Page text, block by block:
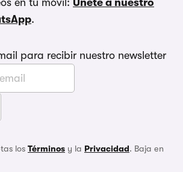
en tu móvil: Únete a nuestro
.
para recibir nuestro newsletter
los Términos y la Privacidad. Baja en